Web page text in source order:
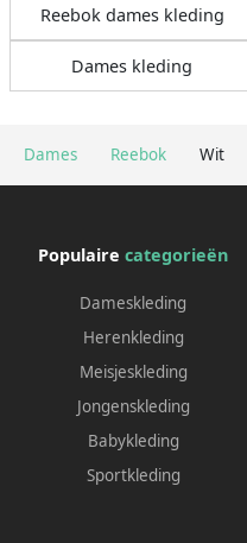
Dames Reebok Wit
Reebok dames kleding
Dames kleding
Populaire categorieën
Dameskleding
Herenkleding
Meisjeskleding
Jongenskleding
Babykleding
Sportkleding